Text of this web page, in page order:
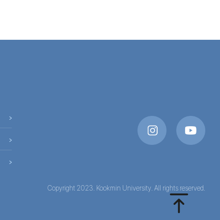
Copyright 2023. Kookmin University. All rights reserved.